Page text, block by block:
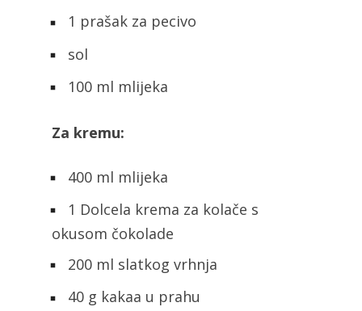
1 prašak za pecivo
sol
100 ml mlijeka
Za kremu:
400 ml mlijeka
1 Dolcela krema za kolače s
okusom čokolade
200 ml slatkog vrhnja
40 g kakaa u prahu